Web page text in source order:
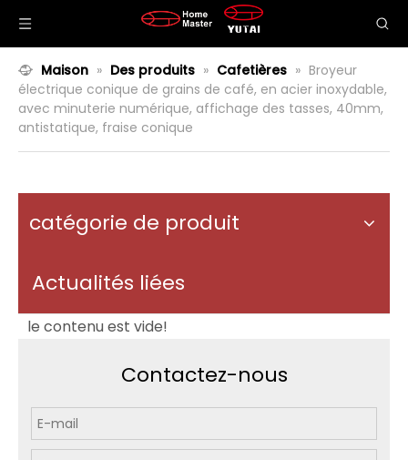
Maison » Des produits » Cafetières » Broyeur
électrique conique de grains de café, en acier inoxydable,
avec minuterie numérique, affichage des tasses, 40mm,
antistatique, fraise conique
catégorie de produit
Actualités liées
le contenu est vide!
Contactez-nous